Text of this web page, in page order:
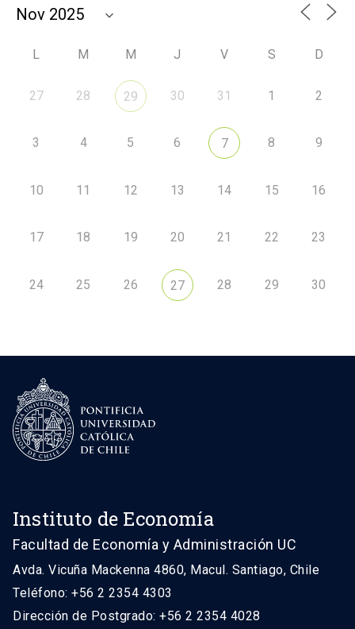
L M M J V S D
27 28 29 30 31 1 2
3 4 5 6 7 8 9
10 11 12 13 14 15 16
17 18 19 20 21 22 23
24 25 26 27 28 29 30
Instituto de Economía
Facultad de Economía y Administración UC
Avda. Vicuña Mackenna 4860, Macul. Santiago, Chile
Teléfono: +56 2 2354 4303
Dirección de Postgrado: +56 2 2354 4028